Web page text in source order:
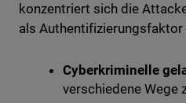
konzentriert sich die
als
Cyberkriminelle
verschiedene Wege